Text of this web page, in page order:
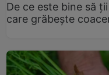
De ce este bine să
care grăbește